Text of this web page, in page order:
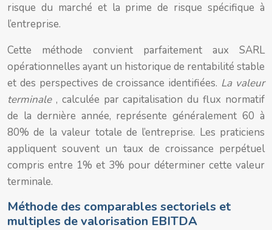
risque du marché et la prime de risque spécifique à
l’entreprise.
Cette méthode convient parfaitement aux SARL
opérationnelles ayant un historique de rentabilité stable
et des perspectives de croissance identifiées. La valeur
terminale , calculée par capitalisation du flux normatif
de la dernière année, représente généralement 60 à
80% de la valeur totale de l’entreprise. Les praticiens
appliquent souvent un taux de croissance perpétuel
compris entre 1% et 3% pour déterminer cette valeur
terminale.
Méthode des comparables sectoriels et
multiples de valorisation EBITDA